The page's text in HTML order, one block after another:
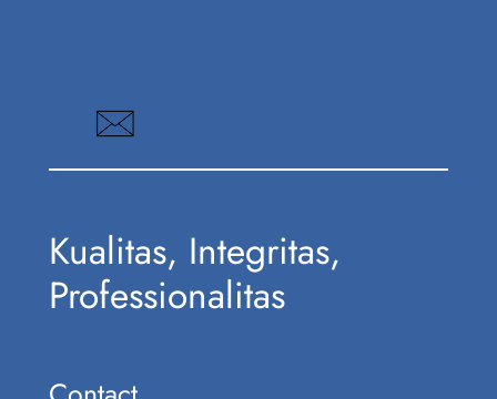
Kualitas, Integritas,
Professionalitas